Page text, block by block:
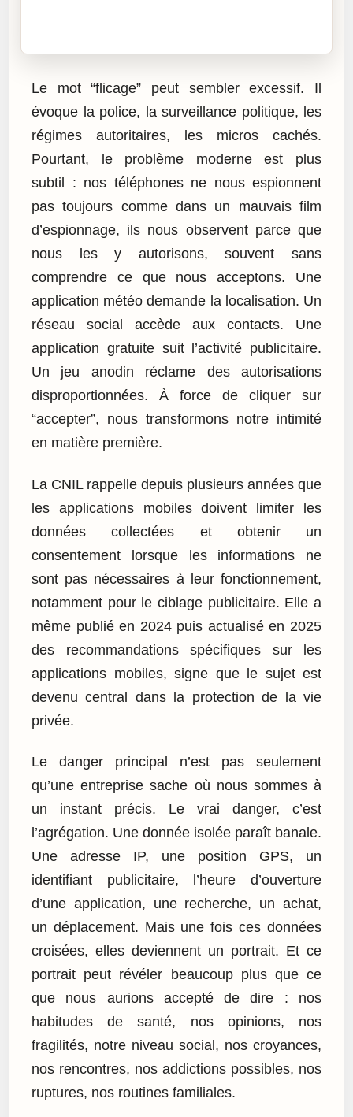
Le mot “flicage” peut sembler excessif. Il
évoque la police, la surveillance politique, les
régimes autoritaires, les micros cachés.
Pourtant, le problème moderne est plus
subtil : nos téléphones ne nous espionnent
pas toujours comme dans un mauvais film
d’espionnage, ils nous observent parce que
nous les y autorisons, souvent sans
comprendre ce que nous acceptons. Une
application météo demande la localisation. Un
réseau social accède aux contacts. Une
application gratuite suit l’activité publicitaire.
Un jeu anodin réclame des autorisations
disproportionnées. À force de cliquer sur
“accepter”, nous transformons notre intimité
en matière première.
La CNIL rappelle depuis plusieurs années que
les applications mobiles doivent limiter les
données collectées et obtenir un
consentement lorsque les informations ne
sont pas nécessaires à leur fonctionnement,
notamment pour le ciblage publicitaire. Elle a
même publié en 2024 puis actualisé en 2025
des recommandations spécifiques sur les
applications mobiles, signe que le sujet est
devenu central dans la protection de la vie
privée.
Le danger principal n’est pas seulement
qu’une entreprise sache où nous sommes à
un instant précis. Le vrai danger, c’est
l’agrégation. Une donnée isolée paraît banale.
Une adresse IP, une position GPS, un
identifiant publicitaire, l’heure d’ouverture
d’une application, une recherche, un achat,
un déplacement. Mais une fois ces données
croisées, elles deviennent un portrait. Et ce
portrait peut révéler beaucoup plus que ce
que nous aurions accepté de dire : nos
habitudes de santé, nos opinions, nos
fragilités, notre niveau social, nos croyances,
nos rencontres, nos addictions possibles, nos
ruptures, nos routines familiales.